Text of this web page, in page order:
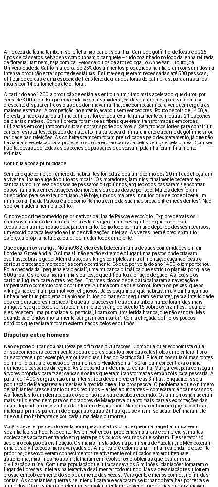
A riqueza da fauna também se refletia nas panelas da ilha. Carne de golfinho, de focas e de 25
tipos de pássaros selvagens compunham o banquete – tudo cozinhado no fogo da lenha retirada
da floresta. Também, haja comida. Pelos cálculos da arqueóloga Jo Anne Van Tilburg, da
Universidade da Califórnia, cerca de 25% dos alimentos produzidos na ilha eram consumidos na
intensa produção e transporte de estátuas. Estima-se que eram necessárias até 500 pessoas,
utilizando cordas e uma espécie de trenó feito de grandes toras de palmeiras, para arrastar os
moais por 14 quilômetros até o litoral.
A partir do ano 1200, a produção de estátuas entrou num ritmo mais acelerado, que durou por
cerca de 300 anos. Era preciso cada vez mais madeira, cordas e alimentos para sustentar a
crescente disputa entre os clãs que dominavam a ilha, que competiam para ver quem erguia as
maiores estátuas. A competição, no entanto, acabou sem vencedores. Pouco depois de 1400, a
floresta já não existia e a última palmeira foi cortada, extinta juntamente com outras 21 espécies
de plantas nativas. Com a floresta, foram-se as fibras que eram transformadas em cordas,
utilizadas em conjunto com as toras no transporte dos moais. Sem troncos fortes para construir
canoas resistentes, capazes de ir até alto-mar, a pesca diminuiu muito e a carne de golfinho virou
raridade nas refeições. As colheitas também foram prejudicadas pelo desmatamento, já que não
havia mais vegetação para proteger o solo da erosão causada pelos ventos e pela chuva. Com seu
habitat devastado, todas as espécies de pássaros que voavam pela ilha foram finalmente
extintas.
Continua após a publicidade
Sem ter o que comer, o número de habitantes foi reduzido a um décimo dos 20 mil que chegaram
a viver na ilha no auge do culto aos moais. Os moradores, famintos, finalmente cederam ao
canibalismo. Em vez de ossos de pássaros ou golfinhos, arqueólogos passaram a encontrar
ossos humanos em escavações de moradias datadas desse período. Muitos deles foram
quebrados para se extrair o tutano. Até hoje, um dos maiores insultos que se pode dizer a um
inimigo na ilha da Páscoa é algo como “tenho a carne da sua mãe presa entre meus dentes”. Não
sobrou madeira nem pra palito.
O nome do crime cometido pelos nativos da ilha de Páscoa é ecocídio. Explore demais os
recursos naturais de uma área e ela estará sujeita a um desequilíbrio que pode levar
ecossistemas inteiros ao desaparecimento. Como todo ser humano depende desses recursos,
um ecocídio acaba levando ao fim de civilizações inteiras. Às vezes, nem é preciso muito
esforço: a própria natureza cuida de mudar todo o ambiente.
Que o digam os vikings. No ano 982, eles estabeleceram uma de suas comunidades em um
fiorde na Groenlândia. O clima ali não era tão extremo e o lugar tinha pastos onde criavam
ovelhas, cabras e gado. Além disso, os vikings completavam a alimentação caçando focas e
caribus e trocando mercadorias com o continente. Só que, por volta do ano 1400, o tempo fechou.
Foi a chegada da “pequena era glacial”, uma mudança climática que esfriou o planeta por quase
500 anos. Os verões ficaram mais curtos, o que dificultou a criação de gado. As focas e os
caribus fugiram para outras regiões. Enormes blocos de gelo atrapalharam a navegação e
impediram o comércio com o continente. A única comida que sobrou foram os peixes, que os
vikings não comiam por motivos religiosos. Já os esquimós, que habitavam a vizinhança, não
tinham nenhum problema quanto aos frutos do mar e conseguiram se manter, para a infelicidade
dos conquistadores nórdicos. É que as relações entre as duas tribos nunca foram das mais
amigáveis, o que pode ser visto em um relato viking do século 15 sobre os vizinhos: “quando
eles recebem uma punhalada superficial, ficam com uma ferida branca, que não sangra. Mas
quando são feridos mortalmente, sangram sem parar”. Com a chegada do frio, os poucos
nórdicos que restaram foram exterminados pelos esquimós.
Disputas entre homens
Não se pode culpar só a natureza pelo fim das civilizações. Como qualquer economista diria,
crises comerciais podem ser tão destruidoras quanto a pior das catástrofes ambientais. Foi o
que aconteceu, por exemplo, em outras duas ilhas do Pacífico Sul. Pitcairn possuía ótimas fontes
de minério para a produção de ferramentas e Henderson, a 150 km dali, concentrava o maior
número de pássaros da região. As 2 dependiam de uma terceira ilha, Mangareva, para conseguir
árvores próprias para fazer canoas e ostras que eram transformadas em anzóis para pescaria. A
partir de 1400, surgiu então uma intensa rota de comércio entre as 3 ilhas. Enquanto isso, a
população de Mangareva aumentava à medida que a ilha prosperava. O problema é que o número
de habitantes cresceu tanto que os recursos – antes abundantes – começaram a ficar escassos.
As florestas foram derrubadas e o solo não resistiu e acabou erodindo. Os alimentos já não eram
mais suficientes nem para os moradores de Mangareva, quanto mais para as exportações das
quais dependiam os vizinhos de Pitcairn e Henderson. Mangareva entrou em guerra civil e as
matérias-primas pararam de chegar às outras 2 ilhas, que se viram isoladas. Definharam até
que o último habitante deixou cada uma delas ou morreu.
Você já deve ter percebido a esta hora que aquela história de que uma tragédia nunca vem
sozinha faz sentido. Não contentes em sofrer com problemas naturais e comerciais, muitas
sociedades acabam entrando em guerra pelos poucos recursos que sobram. E esse fator só
acelera o colapso da civilização. Os maias, instalados na península de Yucatán, no México, eram
uma das civilizações mais avançadas da América pré-colombiana. Tinham calendário e escrita
próprios, desenvolveram conhecimentos relativamente sofisticados em arquitetura e
astronomia, mas, mesmo assim, falharam em resolver os problemas que levaram sua
civilização à ruína. Com uma população que ultrapassava os 5 milhões, plantações tomaram o
lugar de florestas inteiras na tentativa de alimentar todo mundo. Mas a devastação resultou em
erosão, empobrecimento do solo e aumento das secas. Mais gente e menos comida, no fim das
contas. As constantes guerras se intensificaram e acabaram se tornando batalhas por terras e
alimentos. Os reis maias preferiram se isolar a tentar resolver os problemas que dizimavam